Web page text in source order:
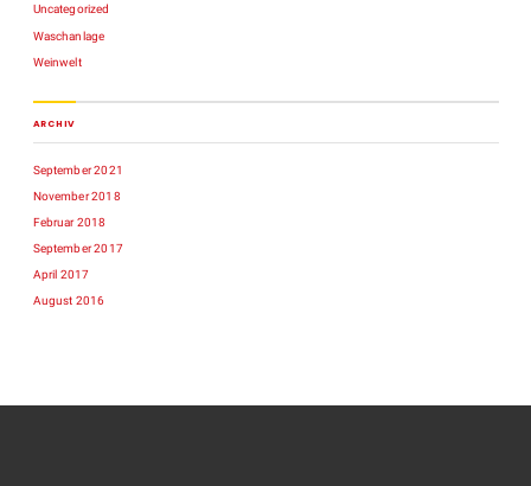
Uncategorized
Waschanlage
Weinwelt
ARCHIV
September 2021
November 2018
Februar 2018
September 2017
April 2017
August 2016